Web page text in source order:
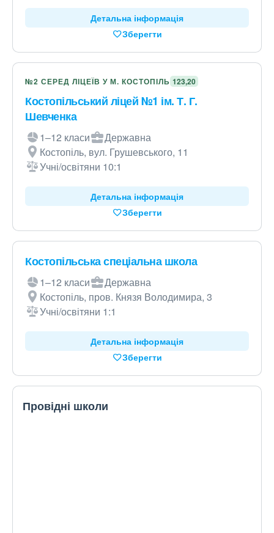
Детальна інформація
Зберегти
№2 СЕРЕД ЛІЦЕЇВ У М. КОСТОПІЛЬ 123,20
Костопільський ліцей №1 ім. Т. Г.
Шевченка
1–12 класи
Державна
Костопіль, вул. Грушевського, 11
Учні/освітяни 10:1
Детальна інформація
Зберегти
Костопільська спеціальна школа
1–12 класи
Державна
Костопіль, пров. Князя Володимира, 3
Учні/освітяни 1:1
Детальна інформація
Зберегти
Провідні школи